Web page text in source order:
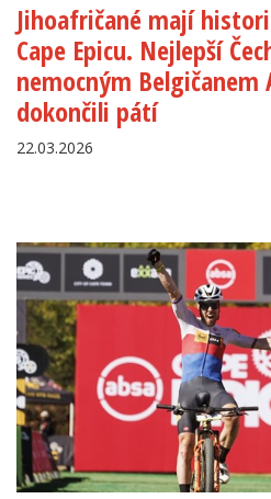
Jihoafričané mají
Cape Epicu. Nejlepší
nemocným Belgičanem
dokončili pátí
22.03.2026